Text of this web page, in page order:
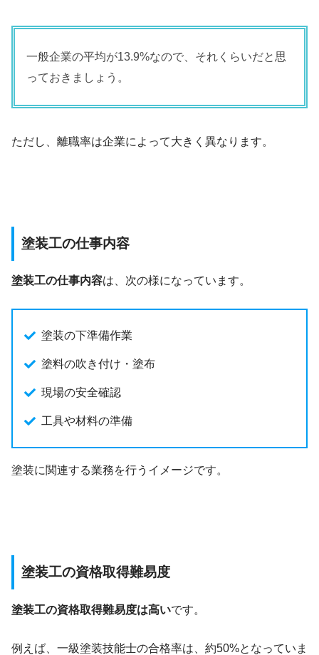
一般企業の平均が13.9%なので、それくらいだと思
っておきましょう。
ただし、離職率は企業によって大きく異なります。
塗装工の仕事内容
塗装工の仕事内容は、次の様になっています。
塗装の下準備作業
塗料の吹き付け・塗布
現場の安全確認
工具や材料の準備
塗装に関連する業務を行うイメージです。
塗装工の資格取得難易度
塗装工の資格取得難易度は高いです。
例えば、一級塗装技能士の合格率は、約50%となっていま